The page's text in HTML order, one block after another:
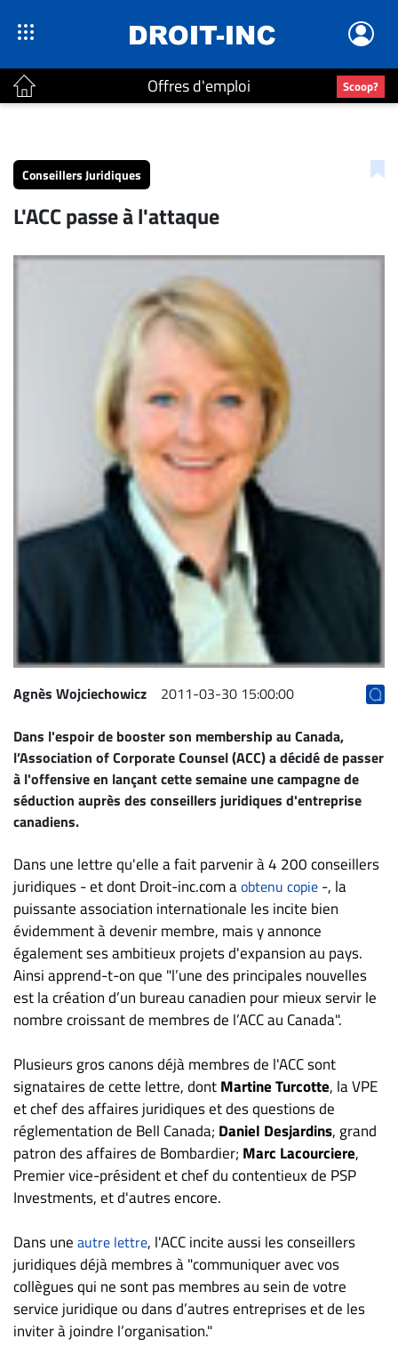
Offres d'emploi Scoop?
Accueil
Continu
CARRIÈRE
EMPLOIS
Offres
Continue
Métiers
Scoop?
CABINETS
ET
Espace
entreprises
Page
entreprises
Publier
un
emploi
Solutions de
recrutements
TROUVEZ-
NOUS
Nous
À
propos
Infolettre
S’abonner
Conseillers Juridiques
L'ACC passe à l'attaque
Agnès Wojciechowicz 2011-03-30 15:00:00
Dans l'espoir de booster son membership au Canada,
l’Association of Corporate Counsel (ACC) a décidé de passer
à l'offensive en lançant cette semaine une campagne de
séduction auprès des conseillers juridiques d'entreprise
canadiens.
Dans une lettre qu'elle a fait parvenir à 4 200 conseillers
juridiques - et dont Droit-inc.com aobtenu copie -, la
puissante association internationale les incite bien
évidemment à devenir membre, mais y annonce
également ses ambitieux projets d'expansion au pays.
Ainsi apprend-t-on que "l’une des principales nouvelles
est la création d’un bureau canadien pour mieux servir le
nombre croissant de membres de l’ACC au Canada".
Plusieurs gros canons déjà membres de l'ACC sont
signataires de cette lettre, dontMartine Turcotte, la VPE
et chef des affaires juridiques et des questions de
réglementation de Bell Canada; Daniel Desjardins, grand
patron des affaires de Bombardier; Marc Lacourciere,
Premier vice-président et chef du contentieux de PSP
Investments, et d'autres encore.
Dans une autre lettre, l'ACC incite aussi les conseillers
juridiques déjà membres à "communiquer avec vos
collègues qui ne sont pas membres au sein de votre
service juridique ou dans d’autres entreprises et de les
inviter à joindre l’organisation."